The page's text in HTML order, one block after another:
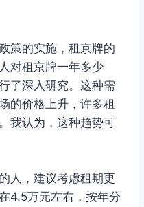
策的实施，租京牌的
对租京牌一年多少
了深入研究。这种需
的价格上升，许多租
我认为，这种趋势可
人，建议考虑租期更
4.5万元左右，按年分